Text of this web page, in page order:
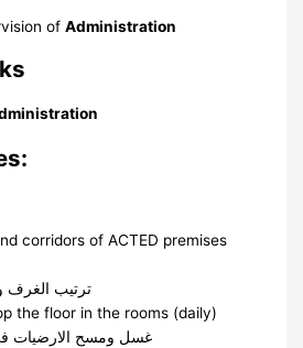
ofAdministration
corridors of ACTED premises
ترتيب الغرف
the floor in the rooms (daily)
غسل ومسح الارضيات